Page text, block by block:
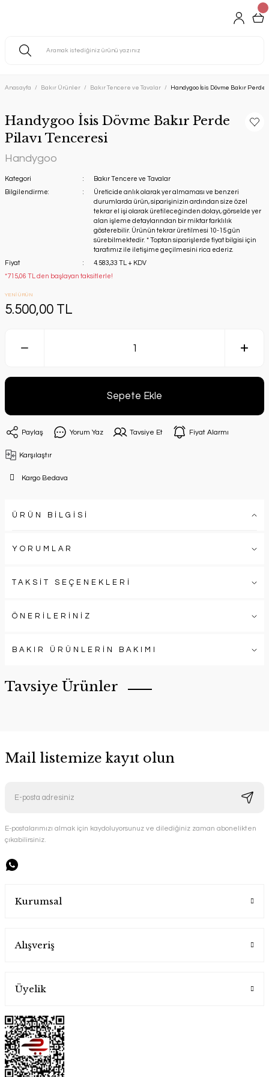
Anasayfa Bakır Ürünler Bakır Tencere ve Tavalar Handygoo İsis Dövme Bakır Perde
Handygoo İsis Dövme Bakır Perde
Pilavı Tenceresi
Handygoo
Kategori
Bakır Tencere ve Tavalar
Bilgilendirme:
Üreticide anlık olarak yer almaması ve benzeri
durumlarda ürün, siparişinizin ardından size özel
tekrar el işi olarak üretileceğinden dolayı, görselde yer
alan işleme detaylarından bir miktar farklılık
gösterebilir. Ürünün tekrar üretilmesi 10-15 gün
sürebilmektedir. * Toptan siparişlerde fiyat bilgisi için
tarafımız ile iletişime geçilmesini rica ederiz.
Fiyat
4.583,33 TL + KDV
*715,06 TL den başlayan taksitlerle!
YENİ ÜRÜN
5.500,00 TL
Sepete Ekle
Paylaş Yorum Yaz Tavsiye Et Fiyat Alarmı
Karşılaştır
Kargo Bedava
ÜRÜN BİLGİSİ
YORUMLAR
TAKSİT SEÇENEKLERİ
ÖNERİLERİNİZ
BAKIR ÜRÜNLERİN BAKIMI
Tavsiye Ürünler
Handygoo
Mail listemize kayıt olun
E-postalarımızı almak için kaydoluyorsunuz ve dilediğiniz zaman abonelikten
çıkabilirsiniz.
Kurumsal
Alışveriş
Üyelik